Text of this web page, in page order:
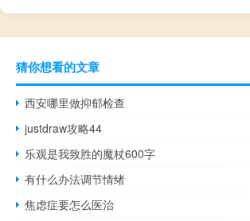
猜你想看的文章
西安哪里做抑郁检查
justdraw攻略44
乐观是我致胜的魔杖600字
有什么办法调节情绪
焦虑症要怎么医治